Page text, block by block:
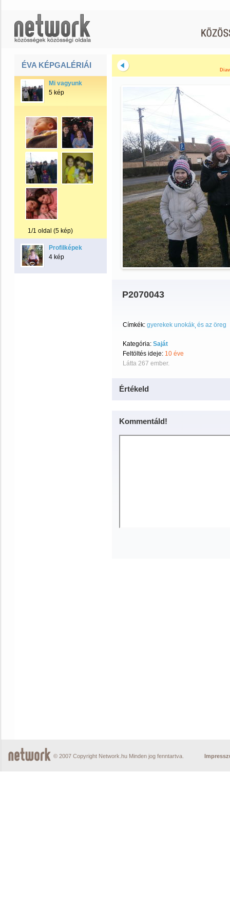
ÉVA KÉPGALÉRIÁI
Mi vagyunk
5 kép
1/1 oldal (5 kép)
Profilképek
4 kép
P2070043
Címkék: gyerekek unokák és az öreg
Kategória: Saját
Feltöltés ideje: 10 éve
Látta 267 ember.
Értékeld
Kommentáld!
© 2007 Copyright Network.hu Minden jog fenntartva.